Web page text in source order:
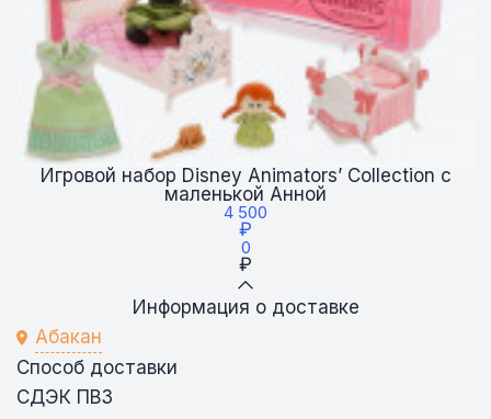
Игровой набор Disney Animators’ Collection с
маленькой Анной
4 500
₽
0
₽
Информация о доставке
Абакан
Способ доставки
СДЭК ПВЗ